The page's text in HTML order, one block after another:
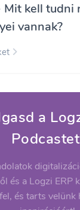
Mit kell tudni
vannak?
a
és a Logzi ERP
és tarts velünk